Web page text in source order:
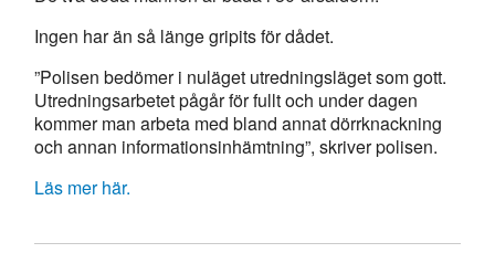
Ingen har än så länge gripits för dådet.
”Polisen bedömer i nuläget utredningsläget som gott.
Utredningsarbetet pågår för fullt och under dagen
kommer man arbeta med bland annat dörrknackning
och annan informationsinhämtning”, skriver polisen.
Läs mer här.